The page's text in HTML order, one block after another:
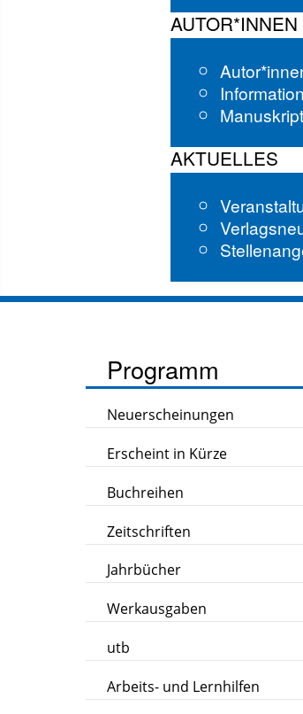
AUTOR*INNEN
AKTUELLES
Programm
Neuerscheinungen
Erscheint in Kürze
Buchreihen
Zeitschriften
Jahrbücher
Werkausgaben
utb
Arbeits- und Lernhilfen